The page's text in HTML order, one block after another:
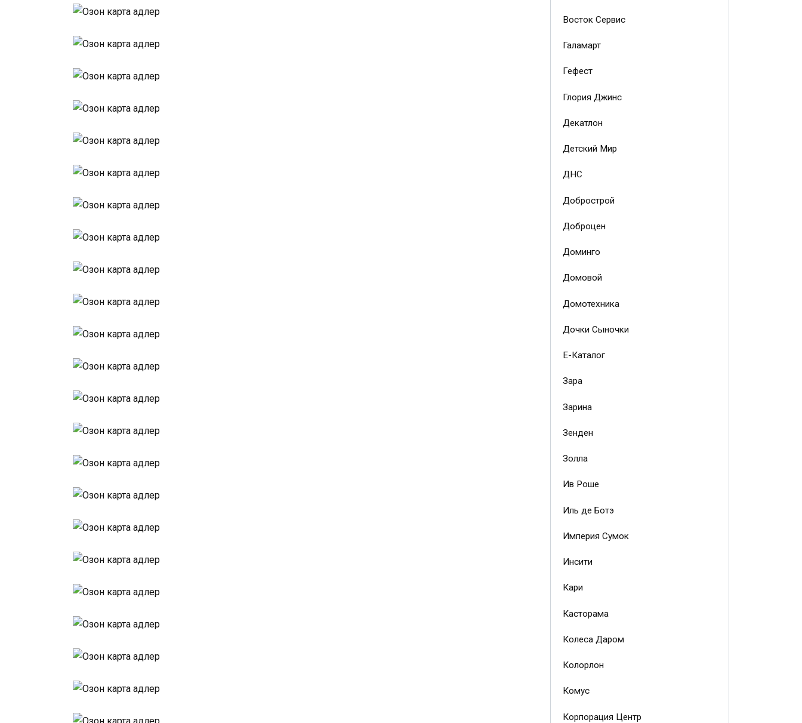
Восток Сервис
Галамарт
Гефест
Глория Джинс
Декатлон
Детский Мир
ДНС
Добрострой
Доброцен
Доминго
Домовой
Домотехника
Дочки Сыночки
Е-Каталог
Зара
Зарина
Зенден
Золла
Ив Роше
Иль де Ботэ
Империя Сумок
Инсити
Кари
Касторама
Колеса Даром
Колорлон
Комус
Корпорация Центр